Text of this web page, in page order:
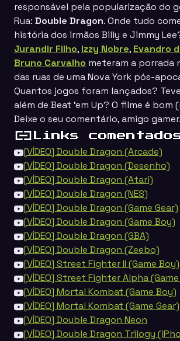
responsável pela popularização do
Rua: Double Dragon. Onde tudo
história dos irmãos Billy e Jimmy
Jurandir Filho, Izzy Nobre, Evandro
Bruno Carvalho meteram a porrada
das ruas de uma Nova York pós-
Quantos jogos foram lançados?
além de Beat ‘em Up? O filme é bom
Deixe o seu comentário, amigo gamer.
Links
[VÍDEO] Double Dragon (Arcade)
[VÍDEO] Double Dragon (Desenho)
[VÍDEO] Double Dragon (Atari)
[VÍDEO] Double Dragon (NES)
[VÍDEO] Double Dragon (Game Gear)
[VÍDEO] Double Dragon (Game Boy)
[VÍDEO] Double Dragon (GBA)
[VÍDEO] Double Dragon (Zeebo)
[VÍDEO] Street Fighter II (Game Boy)
[VÍDEO] Street Fighter Alpha
[VÍDEO] Mortal Kombat (Game Boy)
[VÍDEO] Mortal Kombat (Game Gear)
[VÍDEO] Double Dragon Neon
[VÍDEO] Double Dragon Trilogy